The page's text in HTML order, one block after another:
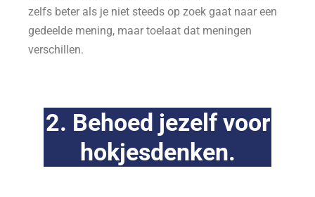
zelfs beter als je niet steeds op zoek gaat naar een
gedeelde mening, maar toelaat dat meningen
verschillen.
2. Behoed jezelf voor
hokjesdenken.